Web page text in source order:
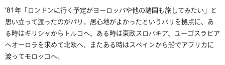
’81年「ロンドンに行く予定がヨーロッパや他の諸国も旅してみたい」と
思い立って渡ったのがパリ。居心地がよかったというパリを拠点に、あ
る時はギリシャからトルコへ、ある時は東欧スロバキア、ユーゴスラビア
へオーロラを求めて北欧へ、またある時はスペインから船でアフリカに
渡ってモロッコへ。